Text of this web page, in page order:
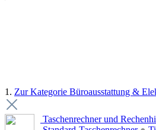
1. Zur Kategorie Büroausstattung &
Taschenrechner und